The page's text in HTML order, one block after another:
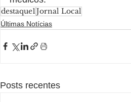
destaque1 Jornal Local
Últimas Notícias
Posts recentes